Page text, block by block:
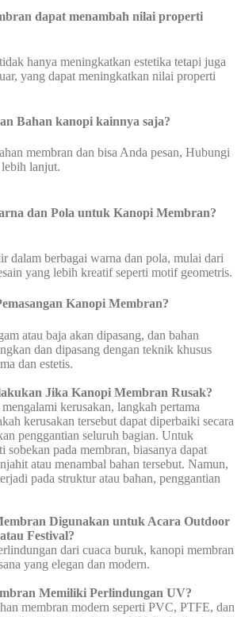
dapat menambah nilai properti
hanya meningkatkan estetika tetapi juga
yang dapat meningkatkan nilai properti
Bahan kanopi kainnya saja?
membran dan bisa Anda pesan, Hubungi
lanjut.
dan Pola untuk Kanopi Membran?
dalam berbagai warna dan pola, mulai dari
yang lebih kreatif seperti motif geometris.
Kanopi Membran?
atau baja akan dipasang, dan bahan
dan dipasang dengan teknik khusus
dan estetis.
Jika Kanopi Membran Rusak?
kerusakan, langkah pertama
kerusakan tersebut dapat diperbaiki secara
penggantian seluruh bagian. Untuk
sobekan pada membran, biasanya dapat
atau menambal bahan tersebut. Namun,
pada struktur atau bahan, penggantian
Digunakan untuk Acara Outdoor
Festival?
dari cuaca buruk, kanopi membran
yang elegan dan modern.
Memiliki Perlindungan UV?
membran modern seperti PVC, PTFE, dan